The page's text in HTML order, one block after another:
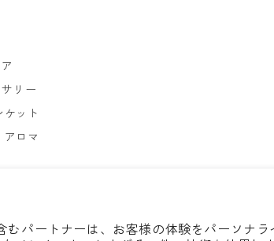
むパートナーは、お客様の体験をパーソナラ
リー
ット
ロマ